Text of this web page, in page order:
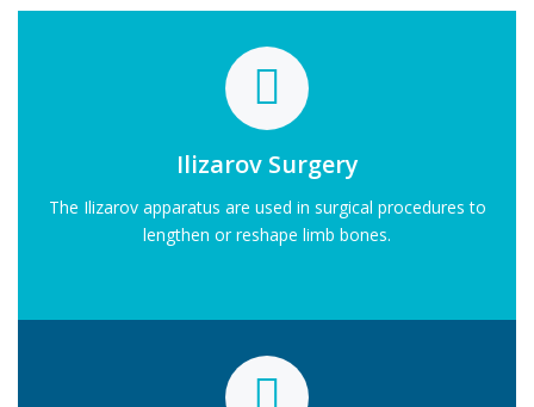
Ilizarov Surgery
The Ilizarov apparatus are used in surgical procedures to
lengthen or reshape limb bones.